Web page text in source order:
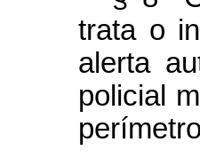
trata o
alerta
policial